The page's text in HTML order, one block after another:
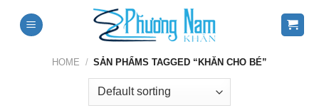
HOME / SẢN PHẨMS TAGGED “KHĂN CHO BÉ”